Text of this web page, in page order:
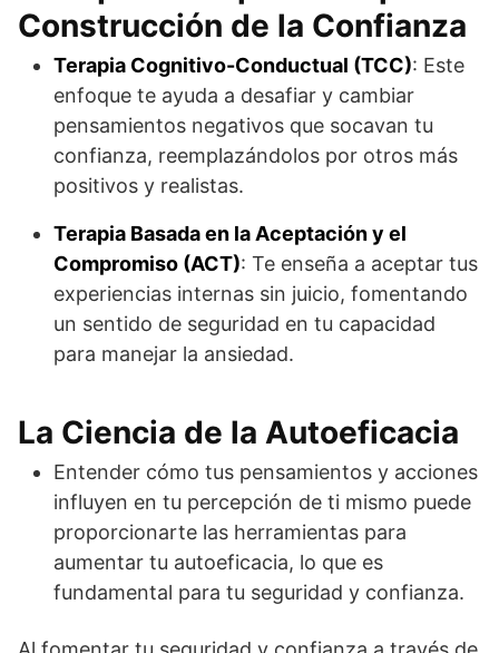
Construcción de la Confianza
Terapia Cognitivo-Conductual (TCC): Este
enfoque te ayuda a desafiar y cambiar
pensamientos negativos que socavan tu
confianza, reemplazándolos por otros más
positivos y realistas.
Terapia Basada en la Aceptación y el
Compromiso (ACT): Te enseña a aceptar tus
experiencias internas sin juicio, fomentando
un sentido de seguridad en tu capacidad
para manejar la ansiedad.
La Ciencia de la Autoeficacia
Entender cómo tus pensamientos y acciones
influyen en tu percepción de ti mismo puede
proporcionarte las herramientas para
aumentar tu autoeficacia, lo que es
fundamental para tu seguridad y confianza.